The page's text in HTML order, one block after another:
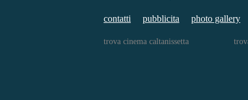
contatti pubblicita photo gallery
trova cinema caltanissetta